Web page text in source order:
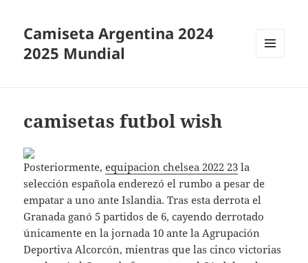
Camiseta Argentina 2024
2025 Mundial
camisetas futbol wish
Posteriormente,equipacion chelsea 2022 23 la
selección española enderezó el rumbo a pesar de
empatar a uno ante Islandia. Tras esta derrota el
Granada ganó 5 partidos de 6, cayendo derrotado
únicamente en la jornada 10 ante la Agrupación
Deportiva Alcorcón, mientras que las cinco victorias